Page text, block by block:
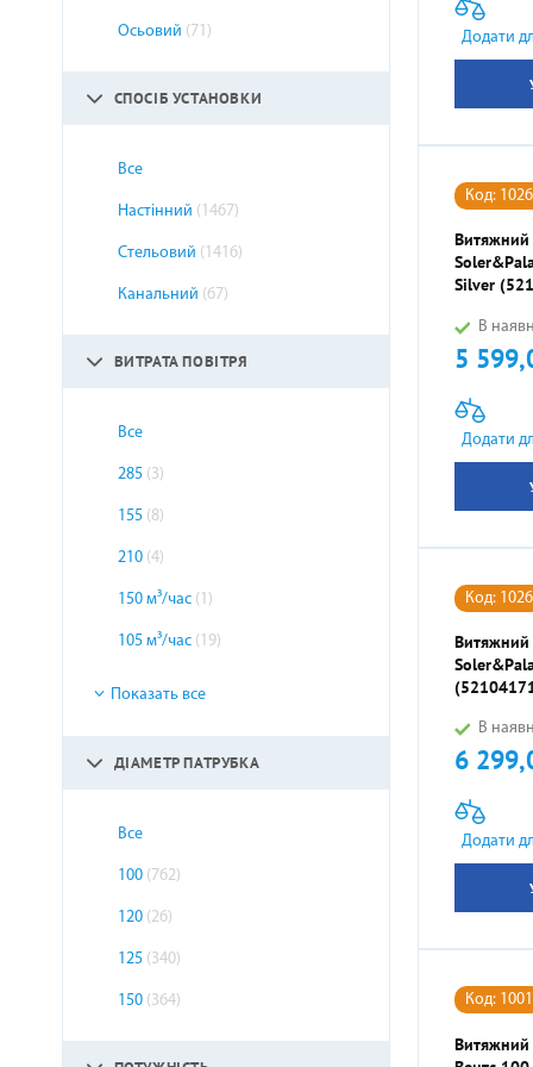
ЕЛЕКТРИЧНА ТЕПЛА ПІДЛОГА
Осьовий (71)
СПОСІБ УСТАНОВКИ
Все
Настінний (1467)
Стельовий (1416)
Канальний (67)
ВИТРАТА ПОВІТРЯ
Все
285 (3)
155 (8)
210 (4)
150 м³/час (1)
105 м³/час (19)
Показать все
ДІАМЕТР ПАТРУБКА
Все
100 (762)
120 (26)
125 (340)
150 (364)
Додати
Код:
Витяжний
Silver
В
Ціна
5
Додати
Код:
Витяжний
В
Ціна
6
Додати
Код:
Витяжний